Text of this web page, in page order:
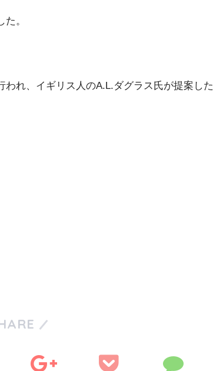
。
れ、イギリス人のA.L.ダグラス氏が提案した